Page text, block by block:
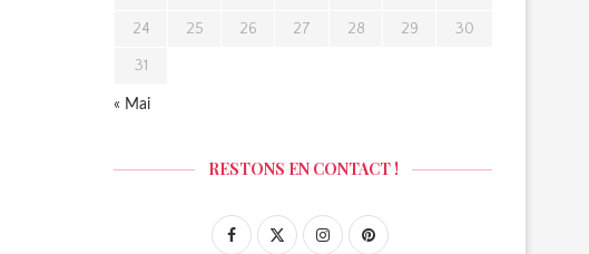
24 25 26 27 28 29 30
31
« Mai
RESTONS EN CONTACT !